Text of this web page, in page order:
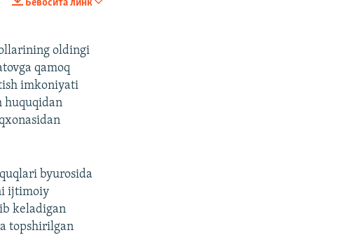
720p
1080p
Бевосита линк
oldingi
qamoq
imkoniyati
huquqidan
byurosida
ijtimoiy
keladigan
topshirilgan